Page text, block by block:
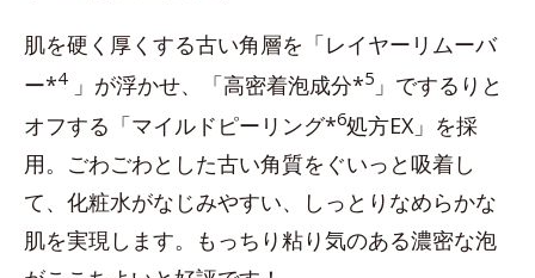
肌を硬く厚くする古い角層を「レイヤーリムーバ
ー*4」が浮かせ、「高密着泡成分*5 」でするりと
オフする「マイルドピーリング*6処方EX」を採
用。ごわごわとした古い角質をぐいっと吸着し
て、化粧水がなじみやすい、しっとりなめらかな
肌を実現します。もっちり粘り気のある濃密な泡